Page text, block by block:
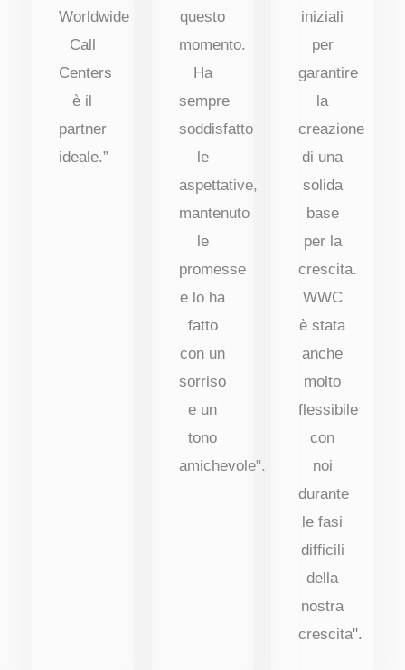
Worldwide
Call
Centers
è il
partner
ideale.”
questo
momento.
Ha
sempre
soddisfatto
le
aspettative,
mantenuto
le
promesse
e lo ha
fatto
con un
sorriso
e un
tono
amichevole".
iniziali
per
garantire
la
creazione
di una
solida
base
per la
crescita.
WWC
è stata
anche
molto
flessibile
con
noi
durante
le fasi
difficili
della
nostra
crescita".